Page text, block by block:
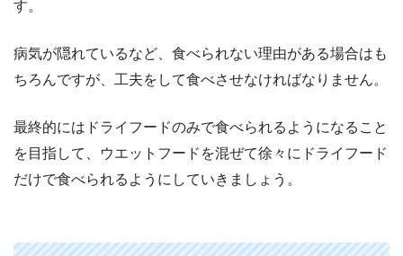
す。
病気が隠れているなど、食べられない理由がある場合はも
ちろんですが、工夫をして食べさせなければなりません。
最終的にはドライフードのみで食べられるようになること
を目指して、ウエットフードを混ぜて徐々にドライフード
だけで食べられるようにしていきましょう。